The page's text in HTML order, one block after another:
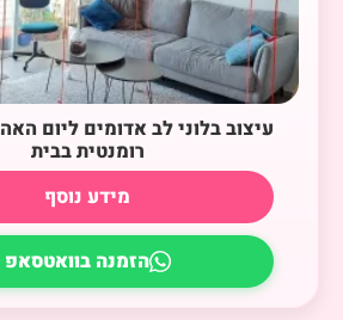
עיצוב בלוני לב אדומים ליום
רומנטית בבית
מידע נוסף
הזמנה בוואטסאפ